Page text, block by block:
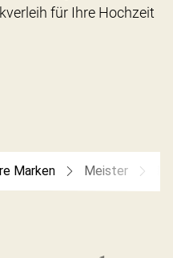
Marken Meister